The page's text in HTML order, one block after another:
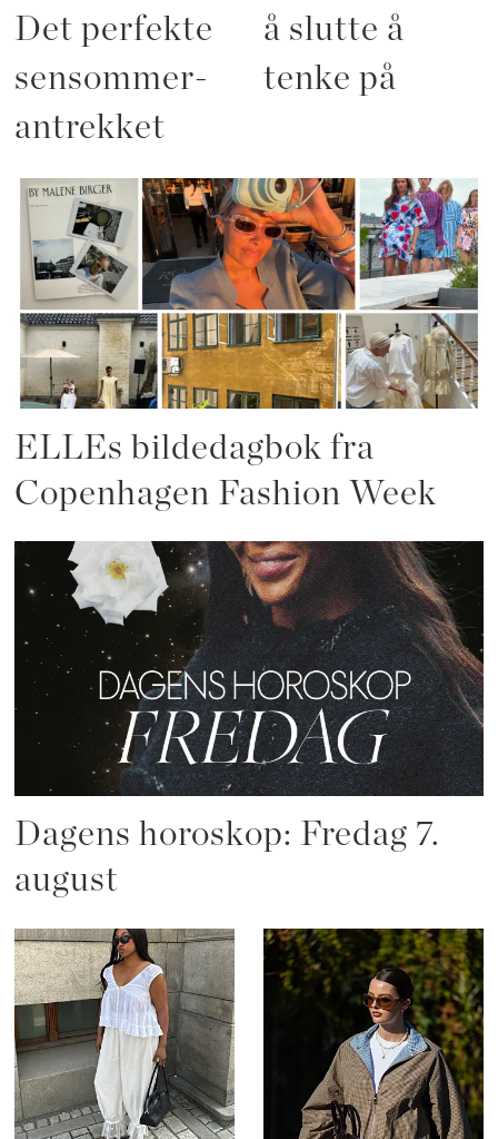
Det perfekte
sensommer-
antrekket
å slutte å
tenke på
ELLEs bildedagbok fra
Copenhagen Fashion Week
Dagens horoskop: Fredag 7.
august